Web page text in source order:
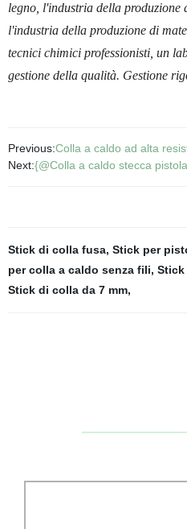
legno, l'industria della
l'industria della produzione di
tecnici chimici professionisti, un
gestione della qualità. Gestione
Previous:Colla a caldo ad alta
Next:{@Colla a caldo stecca
Stick di colla fusa, Stick per
per colla a caldo senza fili, Stick
Stick di colla da 7 mm,